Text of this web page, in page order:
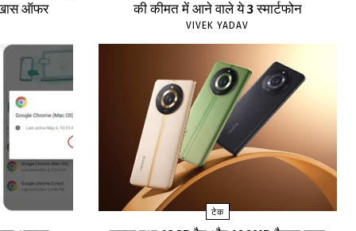
ऑफर
की कीमत में आने वाले ये 3 स्मार्टफोन
VIVEK YADAV
टेक